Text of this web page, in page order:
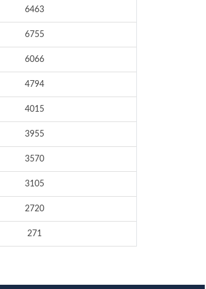
6463
6755
6066
4794
4015
3955
3570
3105
2720
271